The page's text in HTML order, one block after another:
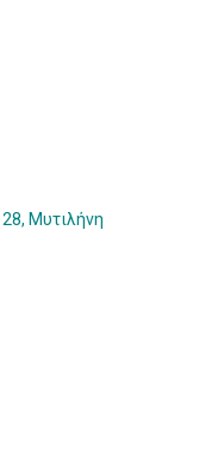
Μυτιλήνη